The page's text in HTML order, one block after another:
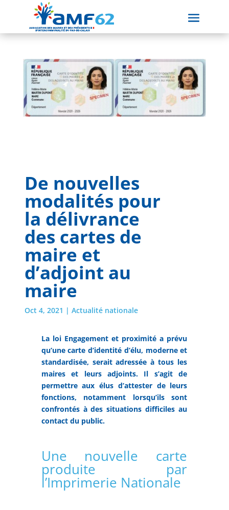
De nouvelles
modalités pour
la délivrance
des cartes de
maire et
d’adjoint au
maire
Oct 4, 2021 | Actualité nationale
La loi Engagement et proximité a prévu
qu’une carte d’identité d’élu, moderne et
standardisée, serait adressée à tous les
maires et leurs adjoints. Il s’agit de
permettre aux élus d’attester de leurs
fonctions, notamment lorsqu’ils sont
confrontés à des situations difficiles au
contact du public.
Une nouvelle carte
produite par
l’Imprimerie Nationale